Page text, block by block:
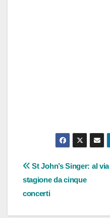
Navigazione
articoli
St John’s Singer: al via
stagione da cinque
concerti